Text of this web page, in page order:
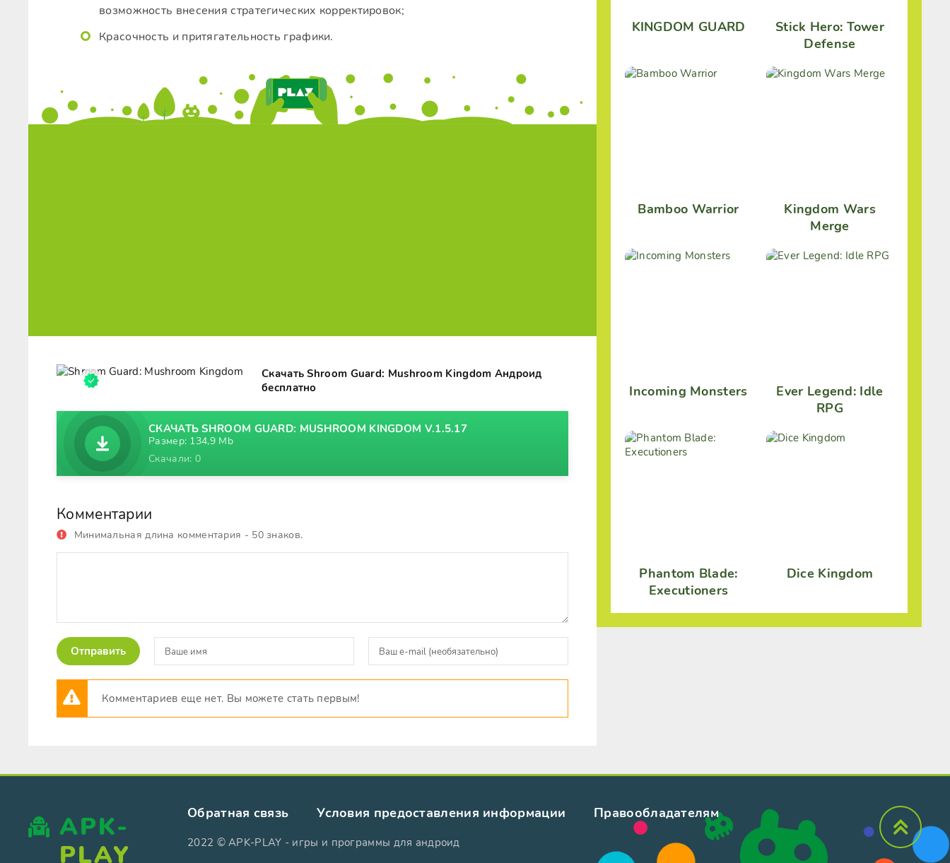
возможность внесения стратегических корректировок;
Красочность и притягательность графики.
Скачать Shroom Guard: Mushroom Kingdom Андроид
бесплатно
СКАЧАТЬ SHROOM GUARD: MUSHROOM KINGDOM V.1.5.17
Размер: 134,9 Mb
Скачали: 0
Комментарии
Минимальная длина комментария - 50 знаков.
Отправить
Комментариев еще нет. Вы можете стать первым!
KINGDOM GUARD
Stick Hero: Tower
Defense
Bamboo Warrior
Kingdom Wars
Merge
Incoming Monsters
Ever Legend: Idle
RPG
Phantom Blade:
Executioners
Dice Kingdom
APK-
PLAY
Обратная связь Условия предоставления информации Правообладателям
2022 © APK-PLAY - игры и программы для андроид